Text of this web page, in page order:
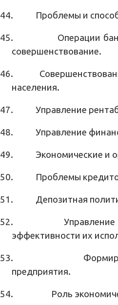
44. Проблемы и
45.
Операции
совершенствование.
46.
населения.
47. Управление
48. Управление
49. Экономические и
50. Проблемы
51. Депозитная
52.
эффективности их
53.
предприятия.
54.
Роль